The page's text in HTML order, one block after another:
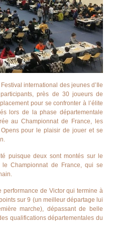
international des jeunes d’Ile
près de 30 joueurs de
pour se confronter à l’élite
lors de la phase départementale
au Championnat de France, les
pour le plaisir de jouer et se
puisque deux sont montés sur le
Championnat de France, qui se
performance de Victor qui termine à
sur 9 (un meilleur départage lui
marche), dépassant de belle
qualifications départementales du